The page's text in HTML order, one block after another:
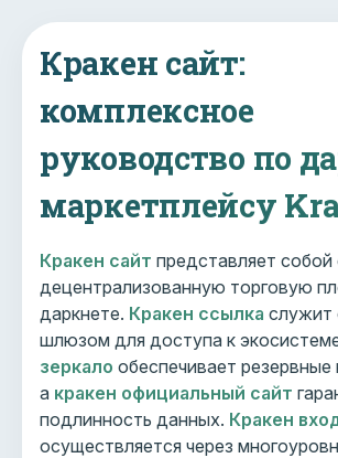
Кракен сайт:
комплексное
руководство по
маркетплейсу
Кракен сайт представляет
децентрализованную торговую
даркнете. Кракен ссылка служит
шлюзом для доступа к
зеркало обеспечивает резервные
а кракен официальный сайт
подлинность данных. Кракен
осуществляется через